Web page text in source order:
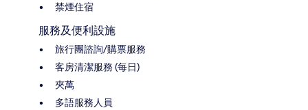
禁煙住宿
服務及便利設施
旅行團諮詢/購票服務
客房清潔服務 (每日)
夾萬
多語服務人員